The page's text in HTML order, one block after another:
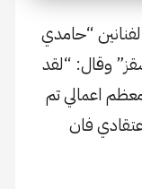
“حامدي
وقال: “لقد
ومعظم اعمالي تم
فان